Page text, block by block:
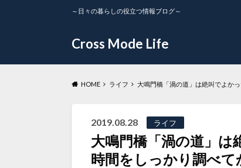
Cross Mode Life
～日々の暮らしの役立つ情報ブログ～
HOME ライフ 大鳴門橋「渦の道」は絶叫でよか
2019.08.28 ライフ
大鳴門橋「渦の道」は
時間をしっかり調べて